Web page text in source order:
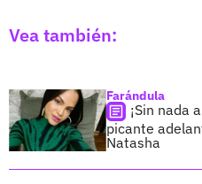
Vea también:
Farándula
¡Sin nada
picante
Natasha